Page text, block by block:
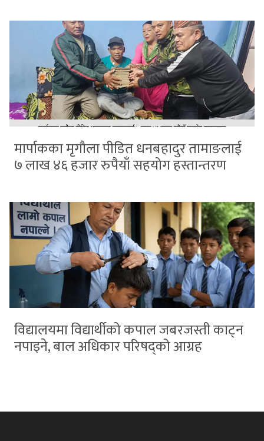
मार्पाकका मृगौला पीडित धनबहादुर तामाङलाई
७ लाख ४६ हजार रुपैयाँ सहयोग हस्तान्तरण
विद्यालयमा विद्यार्थीको कपाल जबरजस्ती काट्न
नपाइने, बाल अधिकार परिषद्को आग्रह